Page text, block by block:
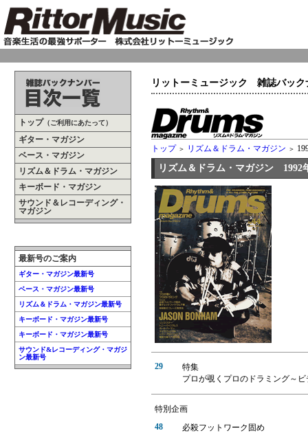
トップ （ご利用にあたって）
ギター・マガジン
ベース・マガジン
リズム＆ドラム・マガジン
キーボード・マガジン
サウンド＆レコーディング・
マガジン
最新号のご案内
ギター・マガジン最新号
ベース・マガジン最新号
リズム＆ドラム・マガジン最新号
キーボード・マガジン最新号
キーボード・マガジン最新号
サウンド&レコーディング・マガジ
ン最新号
リットーミュージック 雑誌バック
トップ ＞ リズム＆ドラム・マガジン ＞
リズム＆ドラム・マガジン 1992
29
特集
プロが覗くプロのドラミング～
特別企画
48
必殺フットワーク固め